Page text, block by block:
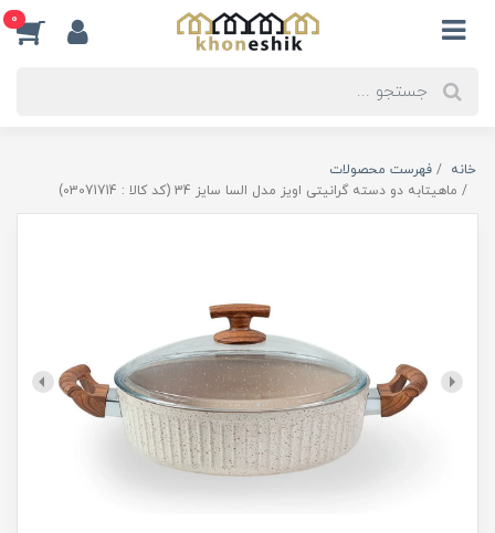
0
خانه
فهرست محصولات
ماهیتابه دو دسته گرانیتی اویز مدل السا سایز 34 (کد کالا : 03071714)